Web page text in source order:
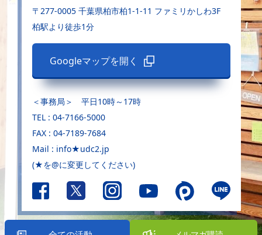
〒277-0005 千葉県柏市柏1-1-11 ファミリかしわ3F
柏駅より徒歩1分
Googleマップを開く
＜事務局＞ 平日10時～17時
TEL : 04-7166-5000
FAX : 04-7189-7684
Mail : info★udc2.jp
(★を@に変更してください)